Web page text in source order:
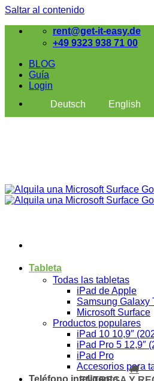
Saltar al contenido
rent@get-it-easy.de
+49 9323 938 71 00
BLOG
Guía
Login
Deutsch
English
Tableta
Todas las tabletas
iPad de Apple
Samsung Galaxy
Microsoft Surface
Productos populares
iPad 10 10,9″
iPad Pro 5 12,9″
iPad Pro
Accesorios para
🚚